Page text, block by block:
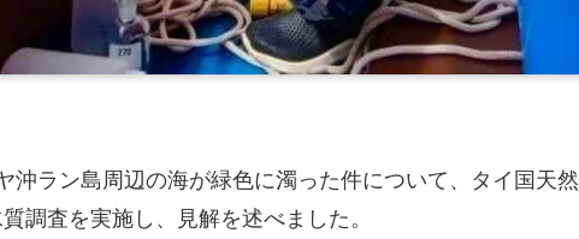
沖ラン島周辺の海が緑色に濁った件について、タイ国天然
調査を実施し、見解を述べました。